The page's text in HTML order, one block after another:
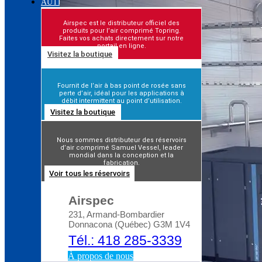
comprimé
Pourquoi traiter les
résidus de l’air
comprimé ?
Guide complet : la
sécurité dans la salle des
compresseurs
AUTRES PRODUITS
Airspec est le distributeur officiel des
produits pour l’air comprimé Topring.
Faites vos achats directement sur notre
portail en ligne.
Visitez la boutique
Fournit de l’air à bas point de rosée sans
perte d’air, idéal pour les applications à
débit intermittent au point d’utilisation.
Visitez la boutique
Nous sommes distributeur des réservoirs
d’air comprimé Samuel Vessel, leader
mondial dans la conception et la
fabrication.
Voir tous les réservoirs
Airspec
231, Armand-Bombardier
Donnacona (Québec) G3M 1V4
Tél.: 418 285-3339
À propos de nous